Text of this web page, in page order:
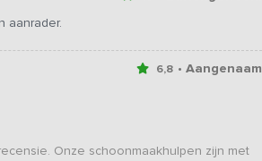
aanrader.
6,8 • Aangenaam
Onze schoonmaakhulpen zijn met